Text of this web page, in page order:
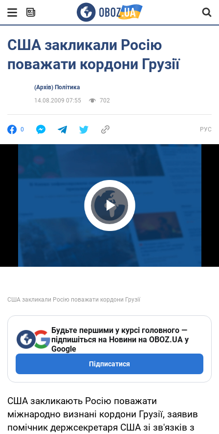
США закликали Росію
поважати кордони Грузії
(Архів) Політика
14.08.2009 07:55
702
0 РУС
Play Video
Будьте першими у курсі головного —
підпишіться на Новини на OBOZ.UA у
Google
Підписатися
США закликають Росію поважати
міжнародно визнані кордони Грузії, заявив
помічник держсекретаря США зі зв'язків з